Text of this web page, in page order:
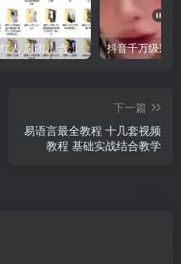
斗鱼红人 腐团儿 含付费 大尺写真 32套
下一篇
易语言最全教程 十几套视频
教程 基础实战结合教学